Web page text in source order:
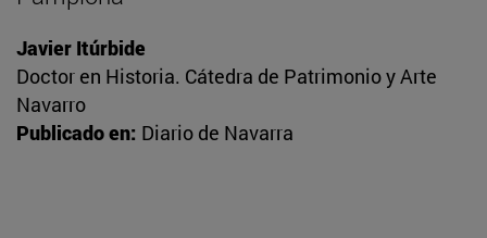
Javier Itúrbide
Doctor en Historia. Cátedra de Patrimonio y Arte
Navarro
Publicado en: Diario de Navarra